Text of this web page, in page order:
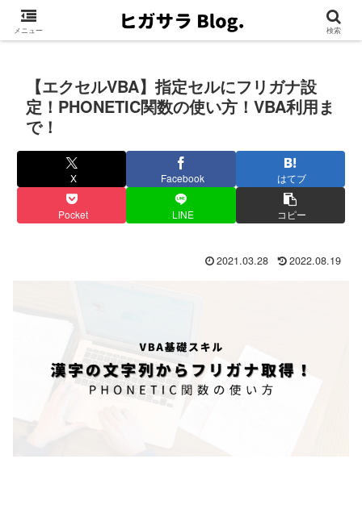
【エクセルVBA】指定セルにフリガナ設
定！PHONETIC関数の使い方！VBA利用ま
で！
X Facebook はてブ
Pocket LINE コピー
2021.03.28 2022.08.19
メニュー 検索